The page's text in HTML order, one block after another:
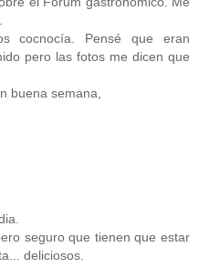
cocnocía. Pensé que eran
pero las fotos me dicen que
buena semana,
seguro que tienen que estar
deliciosos.